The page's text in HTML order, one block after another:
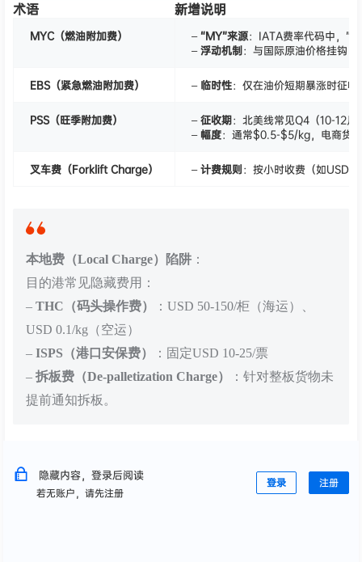
术语 新增说明
MYC（燃油附加费） –“MY”来源：IATA费率代码中，
–浮动机制：与国际原油价格挂钩
EBS（紧急燃油附加费） – 临时性：仅在油价短期暴涨时征
PSS（旺季附加费） –征收期：北美线常见Q4（10-12
–幅度：通常$0.5-$5/kg，电商货
叉车费（Forklift Charge） –计费规则：按小时收费（如USD
本地费（Local Charge）陷阱 ：
目的港常见隐藏费用：
– THC（码头操作费）
：USD 50-150/柜（海运）、
USD 0.1/kg（空运）
– ISPS（港口安保费）
：固定USD 10-25/票
– 拆板费（De-palletization Charge）
：针对整板货物未
提前通知拆板。
隐藏内容，登录后阅读
若无账户，请先注册
登录 注册